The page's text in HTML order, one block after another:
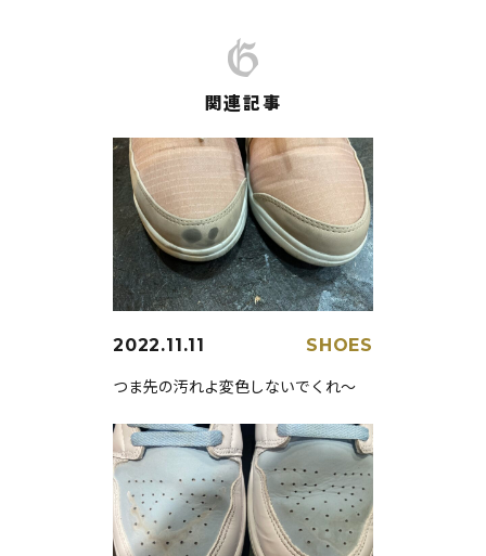
関連記事
2022.11.11 SHOES
つま先の汚れよ変色しないでくれ～